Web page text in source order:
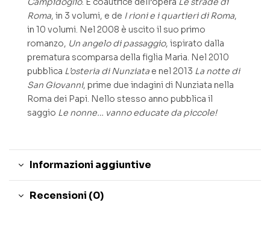
Roma, in 3 volumi, e de I rioni e i quartieri di Roma,
in 10 volumi. Nel 2008 è uscito il suo primo
romanzo, Un angelo di passaggio, ispirato dalla
prematura scomparsa della figlia Maria. Nel 2010
pubblica L’osteria di Nunziata e nel 2013 La notte di
San Giovanni, prime due indagini di Nunziata nella
Roma dei Papi. Nello stesso anno pubblica il
saggio Le nonne… vanno educate da piccole!
Informazioni aggiuntive
Recensioni (0)